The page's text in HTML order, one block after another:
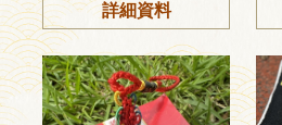
詳細資料